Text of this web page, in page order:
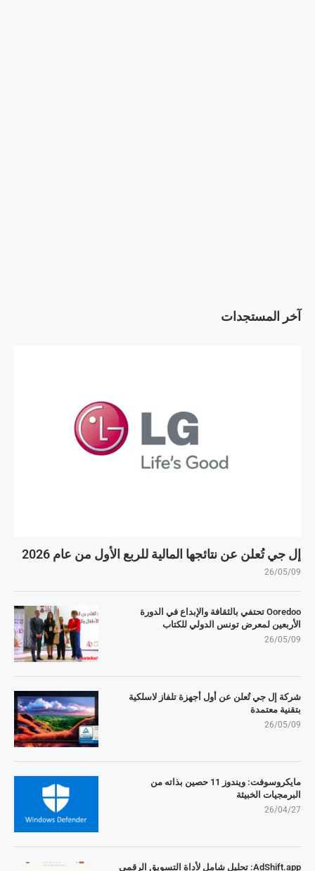
آخر المستجدات
إل جي تُعلن عن نتائجها المالية للربع الأول من عام 2026
26/05/09
Ooredoo تحتفي بالثقافة والإبداع في الدورة
الأربعين لمعرض تونس الدولي للكتاب
26/05/09
شركة إل جي تُعلن عن أول أجهزة تلفاز لاسلكية
بتقنية معتمدة
26/05/09
مايكروسوفت: ويندوز 11 حصين بذاته من
البرمجيات الخبيثة
26/04/27
AdShift.app: تحليل شامل لأداة التسويق الرقمي